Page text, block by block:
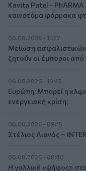
Kavita Patel -
καινοτόμα φάρμακα
06.08.2026 - 11:37
Μείωση
ζητούν οι έμποροι
06.08.2026 - 10:45
Ευρώπη: Μπορεί η
ενεργειακή κρίση;
06.08.2026 - 09:15
Στέλιος Λιανός –
06.08.2026 - 08:40
Η γαλλική «ψήφος»